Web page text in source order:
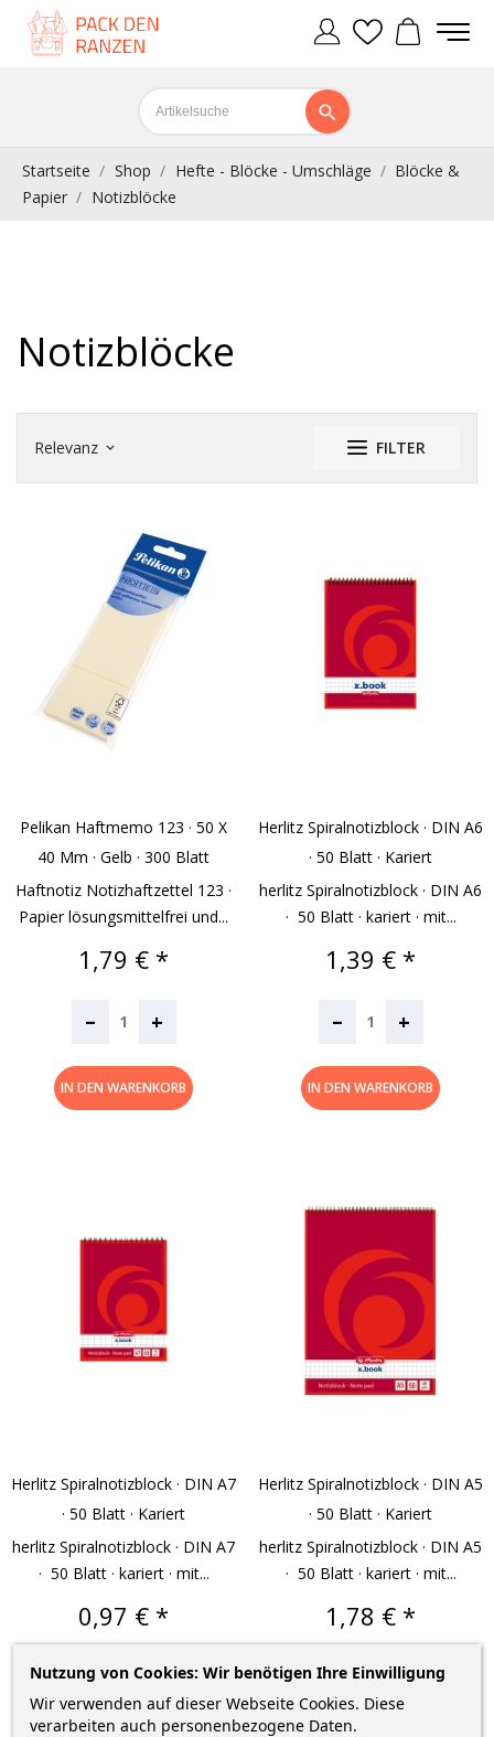
Startseite Shop Hefte - Blöcke - Umschläge
Blöcke &
Papier
Notizblöcke
Notizblöcke
Relevanz keyboard_arrow_down FILTER
Pelikan Haftmemo 123 · 50 X
40 Mm · Gelb · 300 Blatt
Haftnotiz Notizhaftzettel 123 ·
Papier lösungsmittelfrei und...
Preis
1,79 € *
– +
IN DEN WARENKORB
Herlitz Spiralnotizblock · DIN A6
· 50 Blatt · Kariert
herlitz Spiralnotizblock · DIN A6
· 50 Blatt · kariert · mit...
Preis
1,39 € *
– +
IN DEN WARENKORB
Herlitz Spiralnotizblock · DIN A7
· 50 Blatt · Kariert
herlitz Spiralnotizblock · DIN A7
· 50 Blatt · kariert · mit...
Preis
0,97 € *
– +
Herlitz Spiralnotizblock · DIN A5
· 50 Blatt · Kariert
herlitz Spiralnotizblock · DIN A5
· 50 Blatt · kariert · mit...
Preis
1,78 € *
– +
Nutzung von Cookies: Wir benötigen Ihre Einwilligung
Wir verwenden auf dieser Webseite Cookies. Diese
verarbeiten auch personenbezogene Daten.